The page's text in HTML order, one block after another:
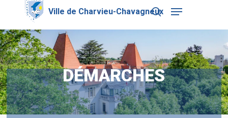
content
search
Menu
DÉMARCHES
Close